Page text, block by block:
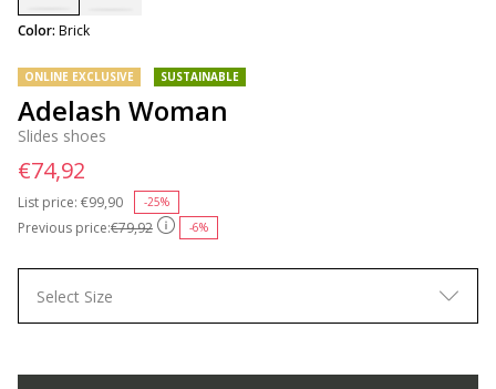
ONLINE EXCLUSIVE SUSTAINABLE
Adelash Woman
Slides shoes
Previous price:€79,92 -6%
List price: Price reduced from
€99,90 -25%
€74,92
Color: Brick
selected
Select Size